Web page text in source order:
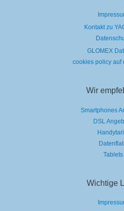
Kontakt zu
GLOMEX
cookies policy auf
Wir
Smartphones
DSL
Tablets
Wichtige